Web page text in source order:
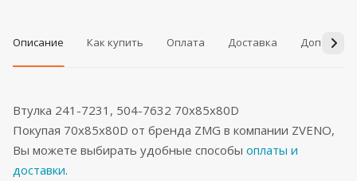
Описание Как купить Оплата Доставка
Втулка 241-7231, 504-7632 70x85x80D
Покупая 70x85x80D от бренда ZMG в компании ZVENO,
Вы можете выбирать удобные способы оплаты и
доставки.